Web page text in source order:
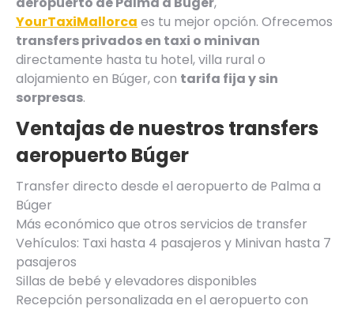
YourTaxiMallorca es tu mejor opción. Ofrecemos
transfers privados en taxi o minivan
directamente hasta tu hotel, villa rural o
alojamiento en Búger, con tarifa fija y sin
sorpresas.
Ventajas de nuestros transfers
aeropuerto Búger
Transfer directo desde el aeropuerto de Palma a
Búger
Más económico que otros servicios de transfer
Vehículos: Taxi hasta 4 pasajeros y Minivan hasta 7
pasajeros
Sillas de bebé y elevadores disponibles
Recepción personalizada en el aeropuerto con